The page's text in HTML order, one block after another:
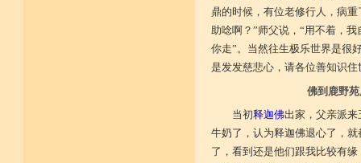
鼎的时候，有位老修行人，病
助唸啊？”师父说，“用不着，
你走”。当然往生极乐世界是很
是发发慈悲心，请各位善知识住
佛到鹿野
当初释迦佛出家，父亲派来
牛奶了，认为释迦佛退心了，
了，看到还是他们跟我比较有